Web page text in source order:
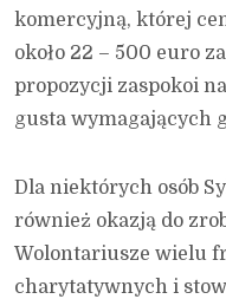
komercyjną, której
około 22 – 500 euro
propozycji zaspokoi
gusta wymagających
Dla niektórych osób
również okazją do
Wolontariusze wielu
charytatywnych i